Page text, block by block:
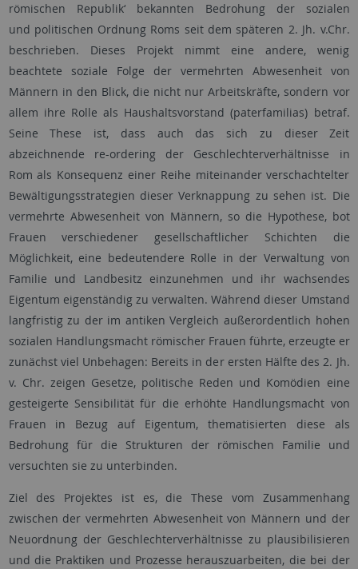
römischen Republik‘ bekannten Bedrohung der sozialen
und politischen Ordnung Roms seit dem späteren 2. Jh. v.Chr.
beschrieben. Dieses Projekt nimmt eine andere, wenig
beachtete soziale Folge der vermehrten Abwesenheit von
Männern in den Blick, die nicht nur Arbeitskräfte, sondern vor
allem ihre Rolle als Haushaltsvorstand (paterfamilias) betraf.
Seine These ist, dass auch das sich zu dieser Zeit
abzeichnende re-ordering der Geschlechterverhältnisse in
Rom als Konsequenz einer Reihe miteinander verschachtelter
Bewältigungsstrategien dieser Verknappung zu sehen ist. Die
vermehrte Abwesenheit von Männern, so die Hypothese, bot
Frauen verschiedener gesellschaftlicher Schichten die
Möglichkeit, eine bedeutendere Rolle in der Verwaltung von
Familie und Landbesitz einzunehmen und ihr wachsendes
Eigentum eigenständig zu verwalten. Während dieser Umstand
langfristig zu der im antiken Vergleich außerordentlich hohen
sozialen Handlungsmacht römischer Frauen führte, erzeugte er
zunächst viel Unbehagen: Bereits in der ersten Hälfte des 2. Jh.
v. Chr. zeigen Gesetze, politische Reden und Komödien eine
gesteigerte Sensibilität für die erhöhte Handlungsmacht von
Frauen in Bezug auf Eigentum, thematisierten diese als
Bedrohung für die Strukturen der römischen Familie und
versuchten sie zu unterbinden.
Ziel des Projektes ist es, die These vom Zusammenhang
zwischen der vermehrten Abwesenheit von Männern und der
Neuordnung der Geschlechterverhältnisse zu plausibilisieren
und die Praktiken und Prozesse herauszuarbeiten, die bei der